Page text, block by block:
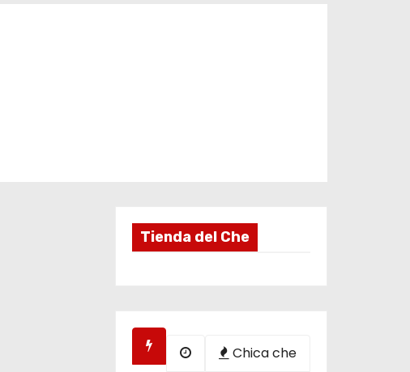
Tienda del Che
Chica che